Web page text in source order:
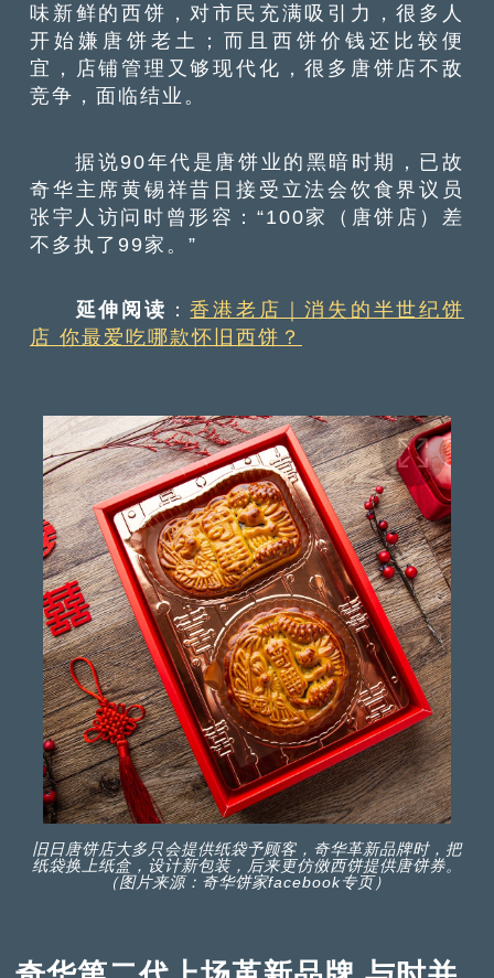
味新鲜的西饼，对市民充满吸引力，很多人
开始嫌唐饼老土；而且西饼价钱还比较便
宜，店铺管理又够现代化，很多唐饼店不敌
竞争，面临结业。
据说90年代是唐饼业的黑暗时期，已故
奇华主席黄锡祥昔日接受立法会饮食界议员
张宇人访问时曾形容：“100家（唐饼店）差
不多执了99家。”
延伸阅读 ：香港老店｜消失的半世纪饼
店 你最爱吃哪款怀旧西饼？
旧日唐饼店大多只会提供纸袋予顾客，奇华革新品牌时，把
纸袋换上纸盒，设计新包装，后来更仿傚西饼提供唐饼券。
（图片来源：奇华饼家facebook专页）